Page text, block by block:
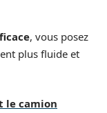
, vous posez
plus fluide et
le camion